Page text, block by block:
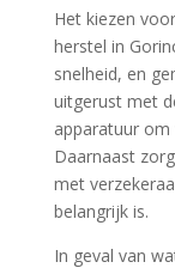
Het kiezen
herstel in
snelheid, en
uitgerust met
apparatuur
Daarnaast
met
belangrijk is.​
In geval van